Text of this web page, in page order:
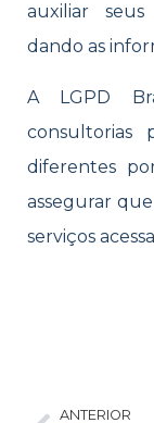
auxiliar
dando as
A LGPD
consultorias
diferentes
assegurar
serviços
ANTERIOR